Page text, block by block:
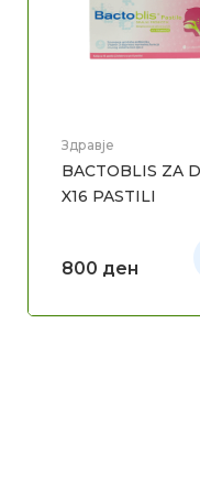
Здравје
BACTOBLIS ZA
X16 PASTILI
800 ден